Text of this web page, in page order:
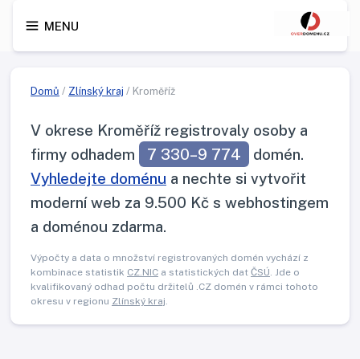
MENU
Domů / Zlínský kraj / Kroměříž
V okrese Kroměříž registrovaly osoby a
firmy odhadem
7 330–9 774
domén.
Vyhledejte doménu a nechte si vytvořit
moderní web za 9.500 Kč s webhostingem
a doménou zdarma.
Výpočty a data o množství registrovaných domén vychází z
kombinace statistik CZ.NIC a statistických dat ČSÚ. Jde o
kvalifikovaný odhad počtu držitelů .CZ domén v rámci tohoto
okresu v regionu Zlínský kraj.